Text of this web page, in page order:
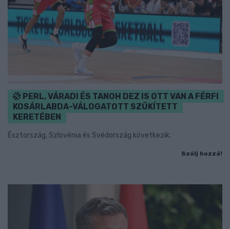
PERL, VÁRADI ÉS TANOH DEZ IS OTT VAN A FÉRFI
KOSÁRLABDA-VÁLOGATOTT SZŰKÍTETT
KERETÉBEN
Észtország, Szlovénia és Svédország következik.
Szólj hozzá!